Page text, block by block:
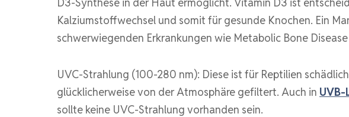
Kalziumstoffwechsel und somit für gesunde Knochen. Ein
schwerwiegenden Erkrankungen wie Metabolic Bone
UVC-Strahlung (100-280 nm): Diese ist für Reptilien
glücklicherweise von der Atmosphäre gefiltert. Auch in
sollte keine UVC-Strahlung vorhanden sein.